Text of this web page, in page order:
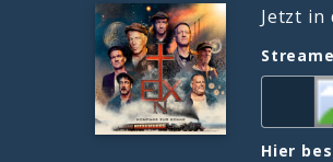
Jetzt in
Hier